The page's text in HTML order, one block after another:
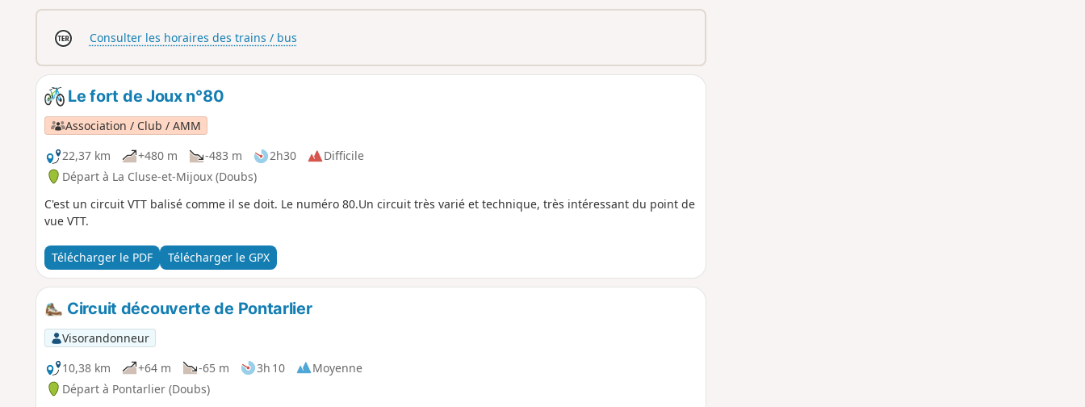
Consulter les horaires des trains / bus
Le fort de Joux n°80
Association / Club / AMM
22,37 km
+480 m -483 m 2h30
Difficile
Départ à La Cluse-et-Mijoux (Doubs)
C'est un circuit VTT balisé comme il se doit. Le numéro 80.Un circuit très varié et technique, très intéressant du point de
vue VTT.
Télécharger le PDF Télécharger le GPX
Circuit découverte de Pontarlier
Visorandonneur
10,38 km
+64 m -65 m 3h 10
Moyenne
Départ à Pontarlier (Doubs)